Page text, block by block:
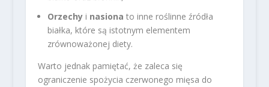
Orzechyi nasiona to inne roślinne źródła
białka, które są istotnym elementem
zrównoważonej diety.
Warto jednak pamiętać, że zaleca się
ograniczenie spożycia czerwonego mięsa do